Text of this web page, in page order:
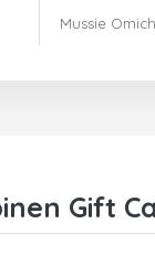
Mussie
Gift